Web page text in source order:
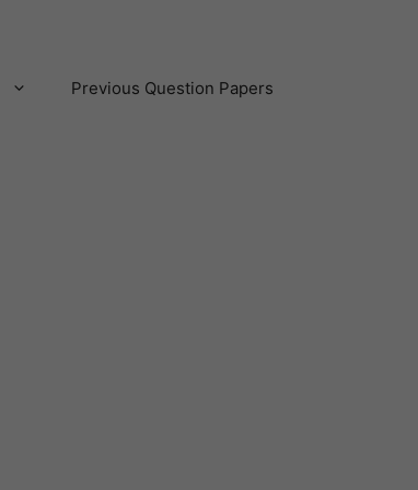
Previous Question Papers